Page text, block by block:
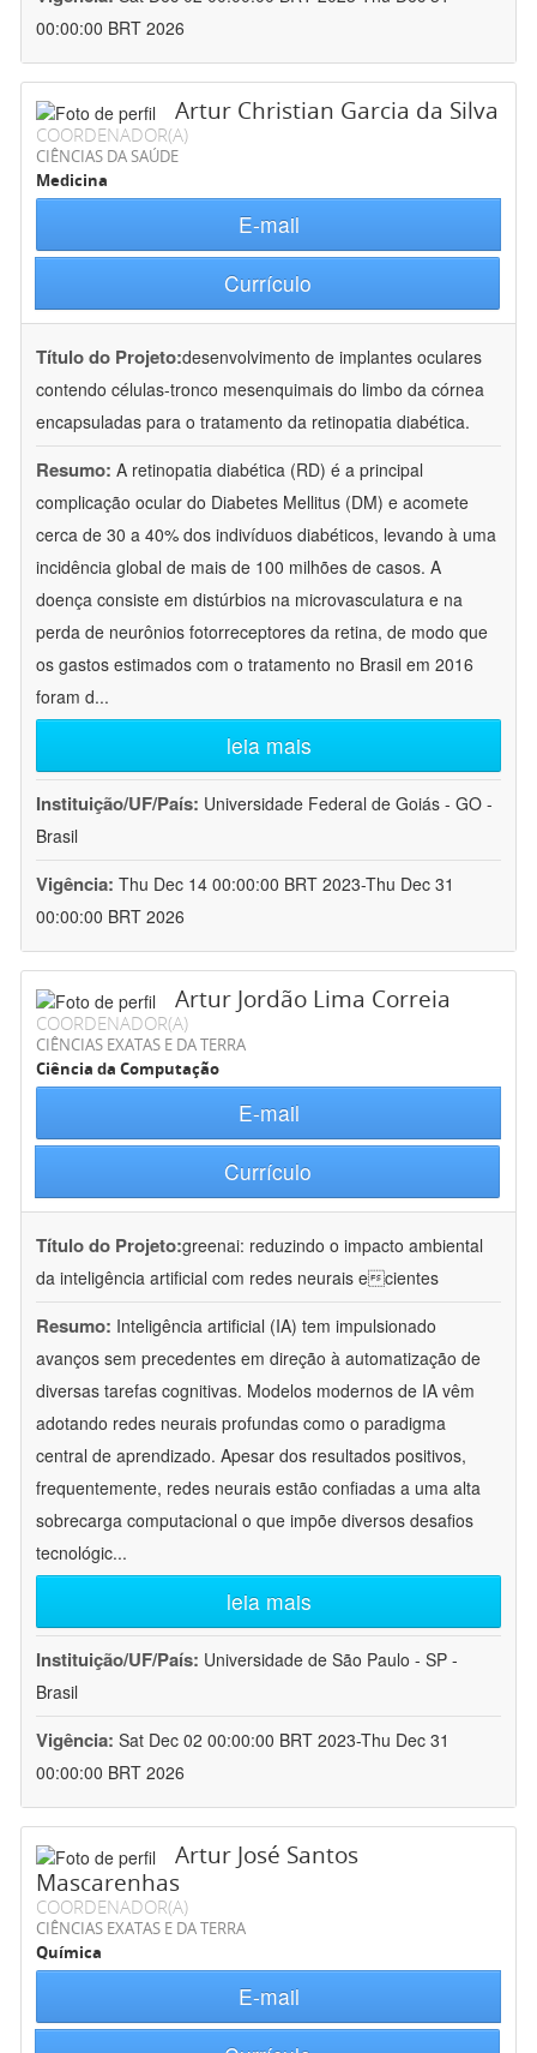
00:00:00 BRT 2026
Artur Christian Garcia da Silva
COORDENADOR(A)
CIÊNCIAS DA SAÚDE
Medicina
E-mail
Currículo
Título do Projeto:desenvolvimento de implantes oculares
contendo células-tronco mesenquimais do limbo da córnea
encapsuladas para o tratamento da retinopatia diabética.
Resumo: A retinopatia diabética (RD) é a principal
complicação ocular do Diabetes Mellitus (DM) e acomete
cerca de 30 a 40% dos indivíduos diabéticos, levando à uma
incidência global de mais de 100 milhões de casos. A
doença consiste em distúrbios na microvasculatura e na
perda de neurônios fotorreceptores da retina, de modo que
os gastos estimados com o tratamento no Brasil em 2016
foram d...
leia mais
Instituição/UF/País: Universidade Federal de Goiás - GO -
Brasil
Vigência: Thu Dec 14 00:00:00 BRT 2023-Thu Dec 31
00:00:00 BRT 2026
Artur Jordão Lima Correia
COORDENADOR(A)
CIÊNCIAS EXATAS E DA TERRA
Ciência da Computação
E-mail
Currículo
Título do Projeto:greenai: reduzindo o impacto ambiental
da inteligência artificial com redes neurais ecientes
Resumo: Inteligência artificial (IA) tem impulsionado
avanços sem precedentes em direção à automatização de
diversas tarefas cognitivas. Modelos modernos de IA vêm
adotando redes neurais profundas como o paradigma
central de aprendizado. Apesar dos resultados positivos,
frequentemente, redes neurais estão confiadas a uma alta
sobrecarga computacional o que impõe diversos desafios
tecnológic...
leia mais
Instituição/UF/País: Universidade de São Paulo - SP -
Brasil
Vigência: Sat Dec 02 00:00:00 BRT 2023-Thu Dec 31
00:00:00 BRT 2026
Artur José Santos
Mascarenhas
COORDENADOR(A)
CIÊNCIAS EXATAS E DA TERRA
Química
E-mail